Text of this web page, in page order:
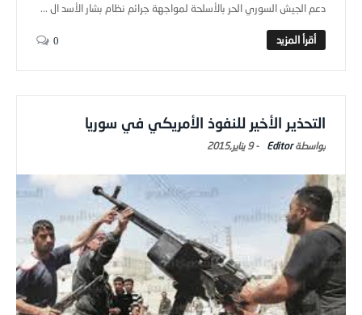
دعم الجيش السوري الحر بالأسلحة لمواجهة جرائم نظام بشار الأسد ال ...
0
التحذير الأخير للنفوذ الأمريكي في سوريا
Editor
-9 يناير,2015